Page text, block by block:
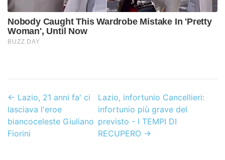
← Lazio, 21 anni fa' ci
lasciava l'eroe
biancoceleste Giuliano
Fiorini
Lazio, infortunio Cancellieri:
infortunio più grave del
previsto - I TEMPI DI
RECUPERO →